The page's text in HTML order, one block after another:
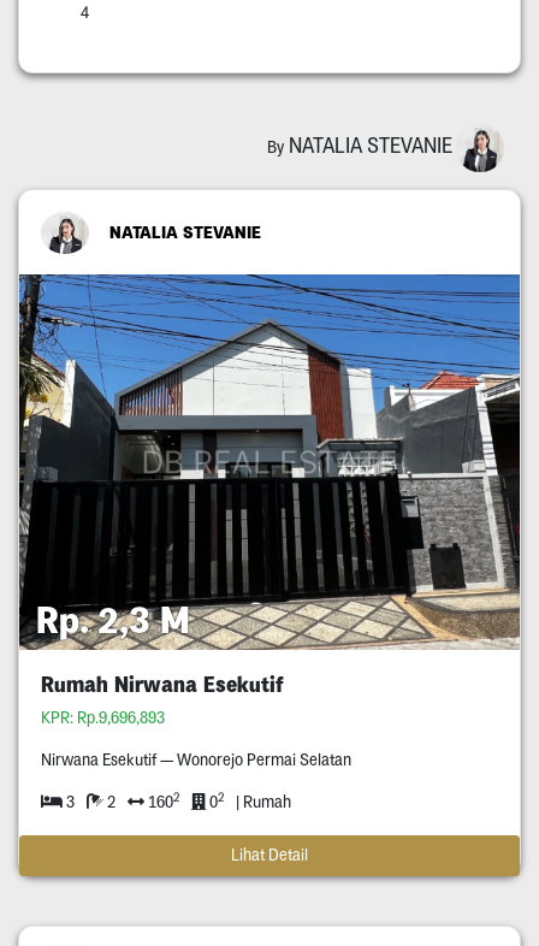
4
By NATALIA STEVANIE
NATALIA STEVANIE
Rp. 2,3 M
Rumah Nirwana Esekutif
KPR: Rp.9,696,893
Nirwana Esekutif — Wonorejo Permai Selatan
3 2 1602 02 | Rumah
Lihat Detail